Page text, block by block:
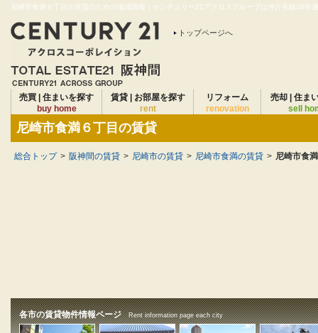
尼崎市食満６丁目の賃貸のための地域情報｜センチュリー21アクロスグループは仲介実績28年
トップページへ
売買 | 住まいを探す
buy home
賃貸 | お部屋を探す
rent
リフォーム
renovation
売却 | 住ま
sell
尼崎市食満６丁目の賃貸
総合トップ > 阪神間の賃貸 > 尼崎市の賃貸 > 尼崎市食満の賃貸 > 尼崎市食
各市の賃貸物件情報ページ Rent information page each city